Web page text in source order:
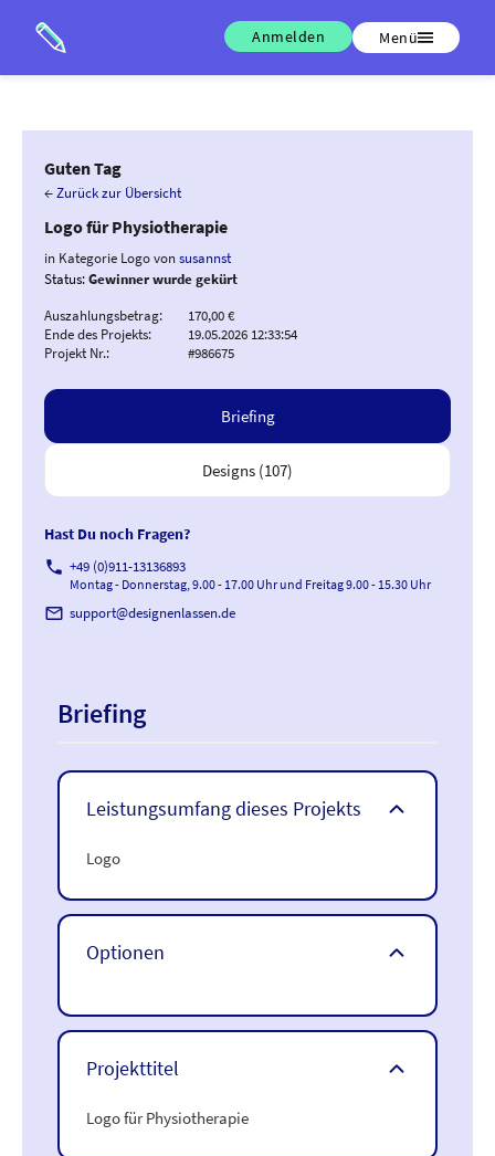
Anmelden Menü
Guten Tag
← Zurück zur Übersicht
Logo für Physiotherapie
in Kategorie Logo vonsusannst
Status:Gewinner wurde gekürt
Auszahlungsbetrag:
170,00 €
Ende des Projekts:
19.05.2026 12:33:54
Projekt Nr.:
#986675
Briefing
Designs (107)
Hast Du noch Fragen?
phone +49 (0)911-13136893
Montag - Donnerstag, 9.00 - 17.00 Uhr und Freitag 9.00 - 15.30 Uhr
mail_outline support@designenlassen.de
Briefing
Leistungsumfang dieses Projekts
Logo
Optionen
Projekttitel
Logo für Physiotherapie